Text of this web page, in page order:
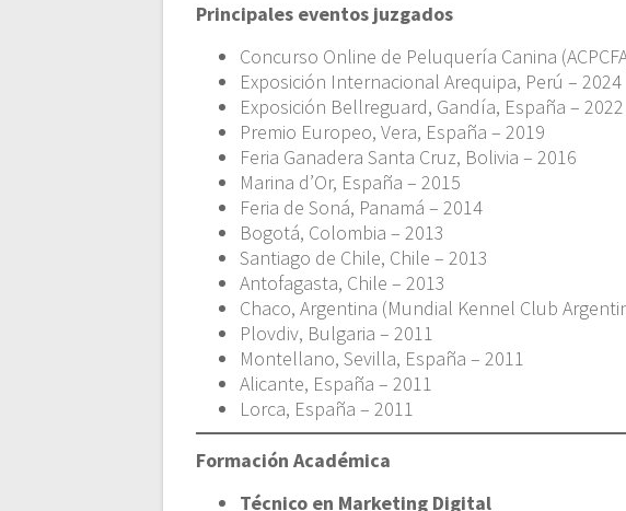
Principales eventos juzgados
Concurso Online de Peluquería Canina
Exposición Internacional Arequipa, Perú – 2024
Exposición Bellreguard, Gandía, España – 2022
Premio Europeo, Vera, España – 2019
Feria Ganadera Santa Cruz, Bolivia – 2016
Marina d’Or, España – 2015
Feria de Soná, Panamá – 2014
Bogotá, Colombia – 2013
Santiago de Chile, Chile – 2013
Antofagasta, Chile – 2013
Chaco, Argentina (Mundial Kennel Club
Plovdiv, Bulgaria – 2011
Montellano, Sevilla, España – 2011
Alicante, España – 2011
Lorca, España – 2011
Formación Académica
Técnico en Marketing Digital